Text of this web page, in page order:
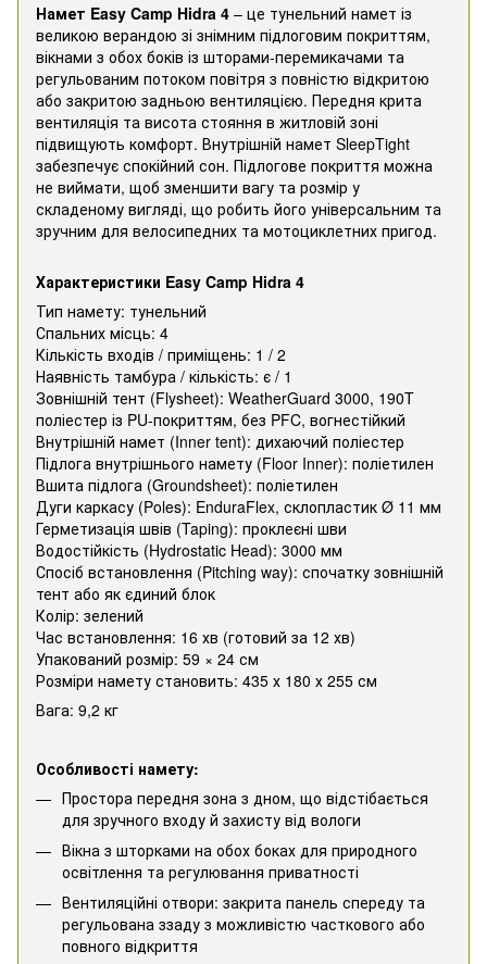
Намет Easy Camp Hidra 4 – це тунельний намет із
великою верандою зі знімним підлоговим покриттям,
вікнами з обох боків із шторами-перемикачами та
регульованим потоком повітря з повністю відкритою
або закритою задньою вентиляцією. Передня крита
вентиляція та висота стояння в житловій зоні
підвищують комфорт. Внутрішній намет SleepTight
забезпечує спокійний сон. Підлогове покриття можна
не виймати, щоб зменшити вагу та розмір у
складеному вигляді, що робить його універсальним та
зручним для велосипедних та мотоциклетних пригод.
Характеристики Easy Camp Hidra 4
Тип намету: тунельний
Спальних місць: 4
Кількість входів / приміщень: 1 / 2
Наявність тамбура / кількість: є / 1
Зовнішній тент (Flysheet): WeatherGuard 3000, 190T
поліестер із PU-покриттям, без PFC, вогнестійкий
Внутрішній намет (Inner tent): дихаючий поліестер
Підлога внутрішнього намету (Floor Inner): поліетилен
Вшита підлога (Groundsheet): поліетилен
Дуги каркасу (Poles): EnduraFlex, склопластик Ø 11 мм
Герметизація швів (Taping): проклеєні шви
Водостійкість (Hydrostatic Head): 3000 мм
Спосіб встановлення (Pitching way): спочатку зовнішній
тент або як єдиний блок
Колір: зелений
Час встановлення: 16 хв (готовий за 12 хв)
Упакований розмір: 59 × 24 см
Розміри намету становить: 435 х 180 х 255 см
Вага: 9,2 кг
Особливості намету:
Простора передня зона з дном, що відстібається
для зручного входу й захисту від вологи
Вікна з шторками на обох боках для природного
освітлення та регулювання приватності
Вентиляційні отвори: закрита панель спереду та
регульована ззаду з можливістю часткового або
повного відкриття